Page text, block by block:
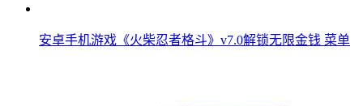
安卓手机游戏《火柴忍者格斗》v7.0解锁无限金钱 菜单